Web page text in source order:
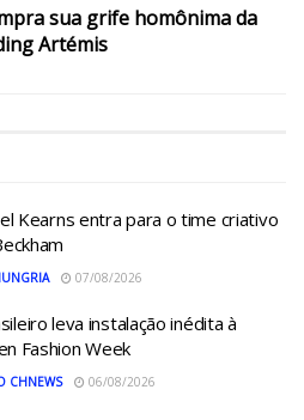
sua grife homônima da
Artémis
Kearns entra para o time criativo
07/08/2026
leva instalação inédita à
Fashion Week
CHNEWS 06/08/2026